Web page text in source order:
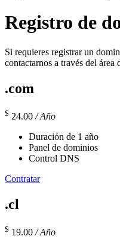
Registro de
Si requieres registrar un
contactarnos a través del área
.com
$ 24.00 / Año
Duración de 1 año
Panel de dominios
Control DNS
Contratar
.cl
$ 19.00 / Año